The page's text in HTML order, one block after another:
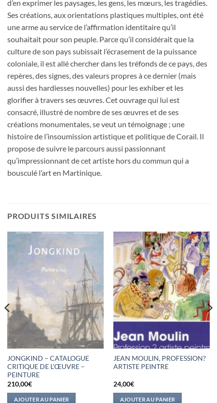
d’en exprimer les paysages, les gens, les mœurs, les tragédies.
Ses créations, aux orientations plastiques multiples, ont été
une arme au service de l’affirmation identitaire qu’il
souhaitait pour son peuple. Parce qu’il considérait que la
culture de son pays subissait l’écrasement de la puissance
coloniale, il est allé chercher dans les tréfonds de ce pays, des
repères, des signes, des valeurs propres à ce dernier (mais
aussi des hardiesses nouvelles) pour les exhiber et les
glorifier à travers ses œuvres. Cet ouvrage qui lui est
consacré, illustré de nombre de ses œuvres et de ses
créations monumentales, se veut un témoignage ; une
histoire de l’insoumission artistique et politique de Corail. Il
propose de suivre le parcours aussi passionnant
qu’impressionnant de cet artiste hors du commun qui a
bousculé l’art en Martinique.
PRODUITS SIMILAIRES
JONGKIND – CATALOGUE
CRITIQUE DE L’ŒUVRE –
PEINTURE
210,00€
AJOUTER AU PANIER
JEAN MOULIN, PROFESSION?
ARTISTE PEINTRE
24,00€
AJOUTER AU PANIER